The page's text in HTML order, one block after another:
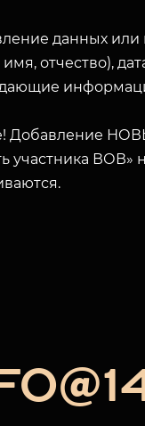
данных
отчество),
Добавление
участника ВОВ»